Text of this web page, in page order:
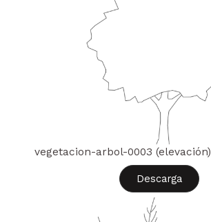
vegetacion-arbol-0003 (elevación)
Descarga